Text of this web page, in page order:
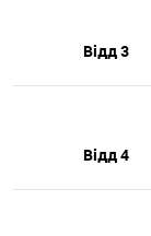
Відд 3
Відд 4